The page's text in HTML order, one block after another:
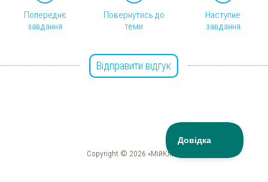
Попереднє
завдання
Повернутись до
теми
Наступне
завдання
Відправити відгук
Copyright © 2026 «МійКлас»